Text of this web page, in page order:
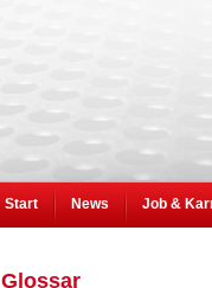
Start News Job &
Glossar